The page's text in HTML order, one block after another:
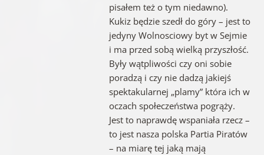
pisałem też o tym niedawno).
Kukiz będzie szedł do góry – jest to
jedyny Wolnosciowy byt w Sejmie
i ma przed sobą wielką przyszłość.
Były wątpliwości czy oni sobie
poradzą i czy nie dadzą jakiejś
spektakularnej „plamy” która ich w
oczach społeczeństwa pogrąży.
Jest to naprawdę wspaniała rzecz –
to jest nasza polska Partia Piratów
– na miarę tej jaką mają